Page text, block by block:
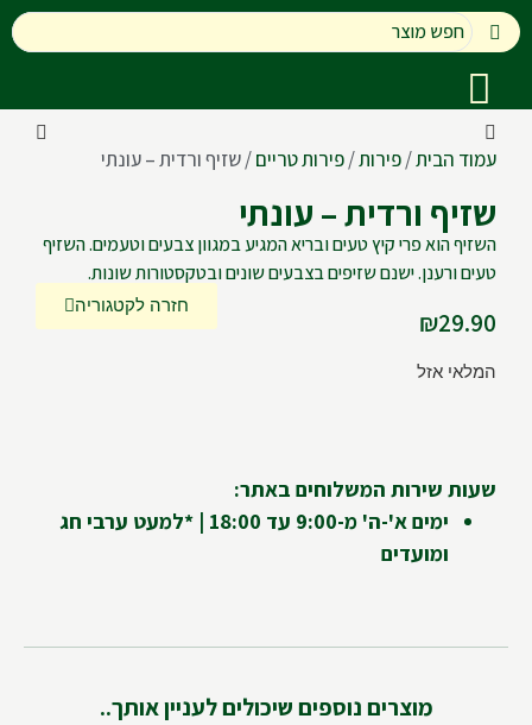
עמוד הבית/פירות/פירות טריים/ שזיף ורדית – עונתי
שזיף ורדית – עונתי
השזיף הוא פרי קיץ טעים ובריא המגיע במגוון צבעים וטעמים. השזיף
טעים ורענן. ישנם שזיפים בצבעים שונים ובטקסטורות שונות.
₪29.90
המלאי אזל
חזרה לקטגוריה
שעות שירות המשלוחים באתר:
ימים א'-ה' מ-9:00 עד 18:00 | *למעט ערבי חג
ומועדים
מוצרים נוספים שיכולים לעניין אותך..